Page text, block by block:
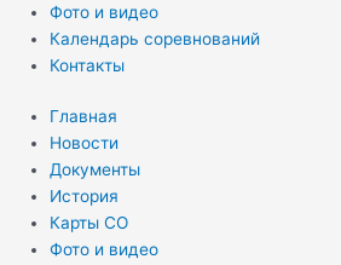
Фото и видео
Календарь соревнований
Контакты
Главная
Новости
Документы
История
Карты СО
Фото и видео